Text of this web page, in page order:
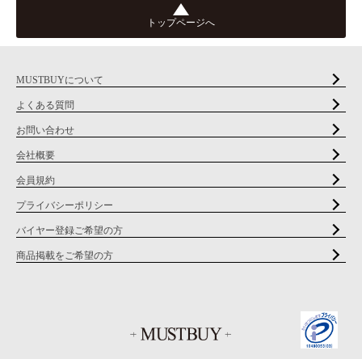
トップページへ
MUSTBUYについて
よくある質問
お問い合わせ
会社概要
会員規約
プライバシーポリシー
バイヤー登録ご希望の方
商品掲載をご希望の方